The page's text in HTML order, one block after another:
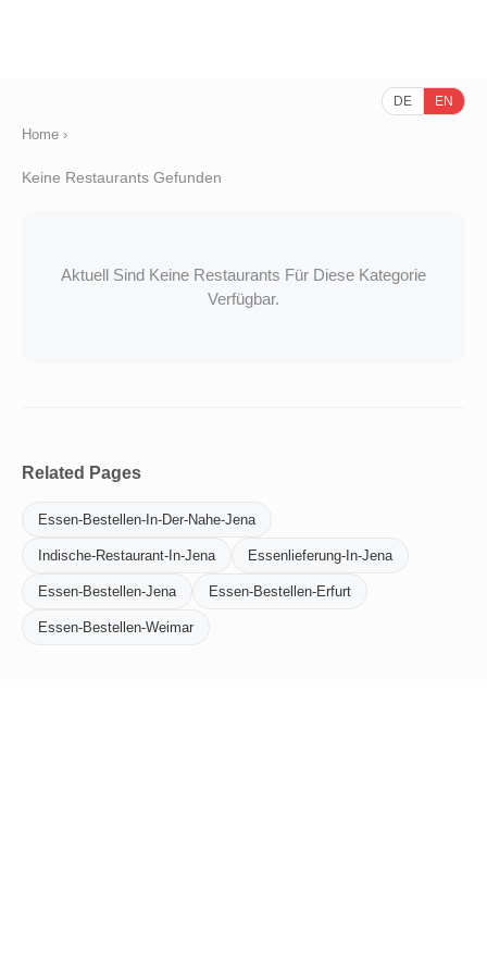
DE EN
Home ›
Keine Restaurants Gefunden
Aktuell Sind Keine Restaurants Für Diese Kategorie
Verfügbar.
Related Pages
Essen-Bestellen-In-Der-Nahe-Jena
Indische-Restaurant-In-Jena Essenlieferung-In-Jena
Essen-Bestellen-Jena Essen-Bestellen-Erfurt
Essen-Bestellen-Weimar